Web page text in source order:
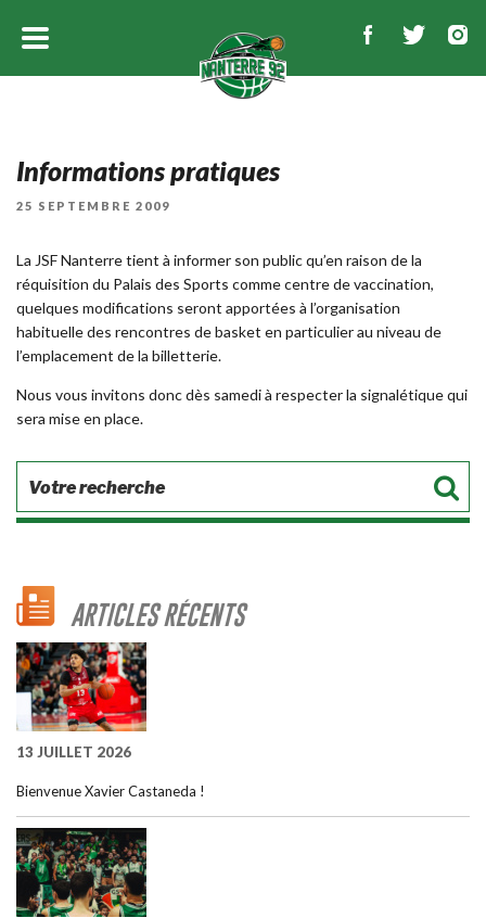
Informations pratiques
PUBLIÉ
25 SEPTEMBRE 2009
La JSF Nanterre tient à informer son public qu’en raison de la
réquisition du Palais des Sports comme centre de vaccination,
quelques modifications seront apportées à l’organisation
habituelle des rencontres de basket en particulier au niveau de
l’emplacement de la billetterie.
Nous vous invitons donc dès samedi à respecter la signalétique qui
sera mise en place.
ARTICLES RÉCENTS
13 JUILLET 2026
Bienvenue Xavier Castaneda !